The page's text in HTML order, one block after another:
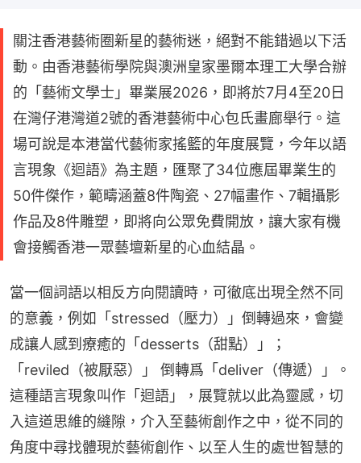
關注香港藝術圈新星的藝術迷，絕對不能錯過以下活
動。由香港藝術學院與澳洲皇家墨爾本理工大學合辦
的「藝術文學士」畢業展2026，即將於7月4至20日
在灣仔港灣道2號的香港藝術中心包氏畫廊舉行。這
場可說是本港當代藝術家搖籃的年度展覽，今年以語
言現象《迴語》為主題，匯聚了34位應屆畢業生的
50件傑作，範疇涵蓋8件陶瓷、27幅畫作、7輯攝影
作品及8件雕塑，即將向公眾免費開放，讓大家有機
會接觸香港一眾藝壇新星的心血結晶。
當一個詞語以相反方向閱讀時，可徹底出現全然不同
的意義，例如「stressed（壓力）」倒轉過來，會變
成讓人感到療癒的「desserts（甜點）」；
「reviled（被厭惡）」 倒轉爲「deliver（傳遞）」。
這種語言現象叫作「迴語」，展覽就以此為靈感，切
入這道思維的縫隙，介入至藝術創作之中，從不同的
角度中尋找體現於藝術創作、以至人生的處世智慧的